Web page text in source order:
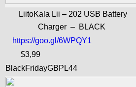
LiitoKala Lii – 202 USB Battery
Charger – BLACK
https://goo.gl/6WPQY1
$3,99
BlackFridayGBPL44